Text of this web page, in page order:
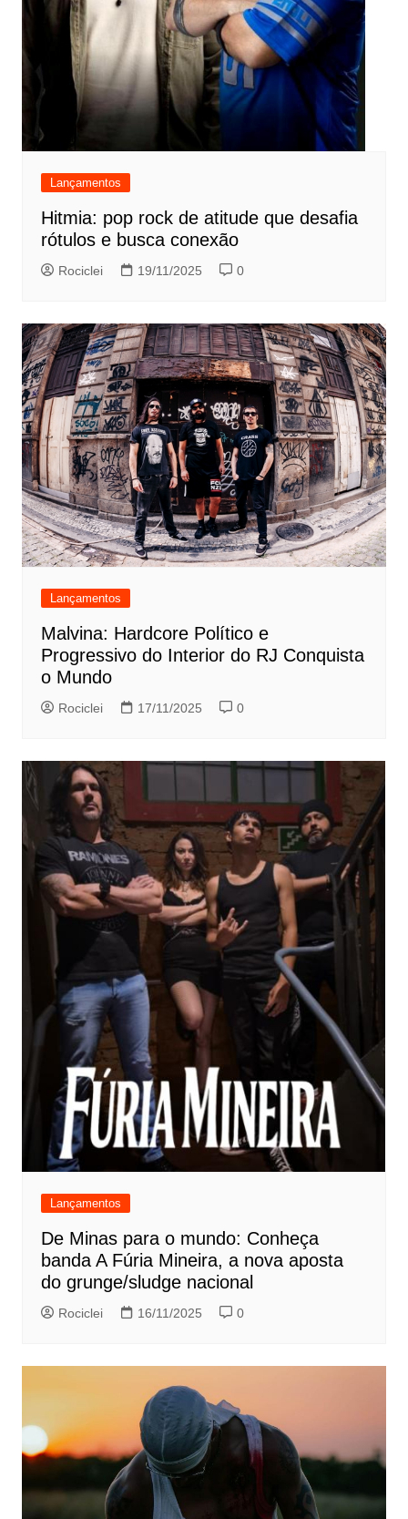
Lançamentos
Hitmia: pop rock de atitude que desafia
rótulos e busca conexão
Rociclei 19/11/2025 0
Lançamentos
Malvina: Hardcore Político e
Progressivo do Interior do RJ Conquista
o Mundo
Rociclei 17/11/2025 0
Lançamentos
De Minas para o mundo: Conheça
banda A Fúria Mineira, a nova aposta
do grunge/sludge nacional
Rociclei 16/11/2025 0